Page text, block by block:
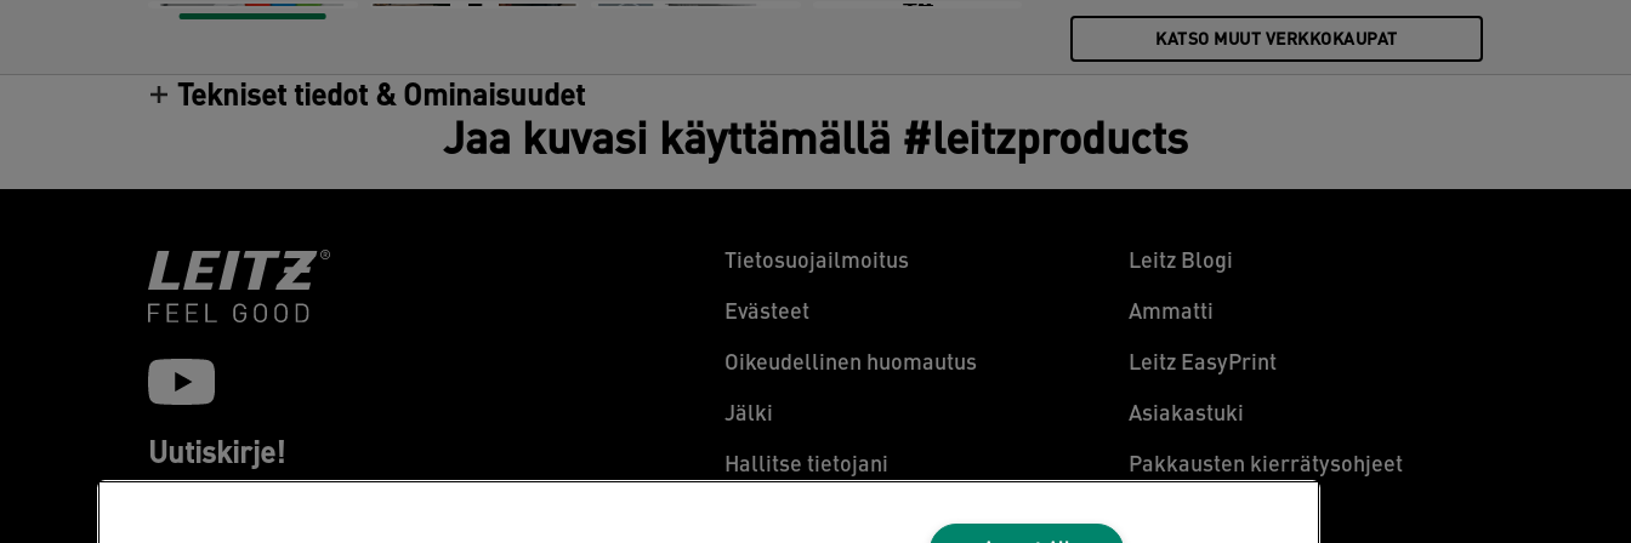
KATSO MUUT VERKKOKAUPAT
Tekniset tiedot & Ominaisuudet
Jaa kuvasi käyttämällä #leitzproducts
Uutiskirje!
Tietosuojailmoitus
Evästeet
Oikeudellinen huomautus
Jälki
Hallitse tietojani
Leitz Blogi
Ammatti
Leitz EasyPrint
Asiakastuki
Pakkausten kierrätysohjeet